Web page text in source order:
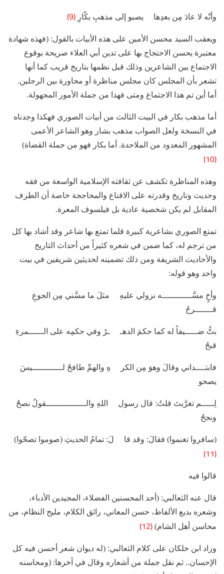
وأنّه لا عادَ مِن بعدِها يصبو إلى مذهبِ بكّارِ (9)
ويعقب السيد محسن الأمين على هذه الأبيات بالقول: (فهذه شهادة
معتبرة يحسن الاحتجاج بها على تدين أبي العلاء صريحة بوقوع
الاجتماع بين الشاعرين وذلك قبل نظمها بتاريخ قريب كما أنها
تشعر بأن المجلس كان مجلس مناظرة أو محاورة بين الرجلين.
أما أين تم هذا الاجتماع ومتى فهذا من جملة الأمور المجهولة.
أما مذهب بكار في البيت الثالث من أبيات الصوري فهكذا وجدناه
في النسخة ولعل الصواب مذهب بشار وهو الشاعر الأعمى
المشهور المعدود من الملاحدة. أما بكار فهو من جملة القضاة)
(10)
وهذه المناظرة تكشف عن ثقافته الإسلامية الواسعة من فقه
وحديث وتاريخ وقدرته على الاقناع والمحاججة خاصة أن الطرف
المقابل لم يكن شخصية عادية بل فيلسوف المعرة.
تمتع الصوري بشاعرية كبيرة قلما تمتع بها شاعر وقد أشاد بها كل
من ترجم له، كما ضمن في شعره كثيراً من أحداث التاريخ
والأحاديث الشريفة ومن ذلك تضمينه لحديثين شريفين في بيت
واحد وهو قوله:
وأخٍ مسَّــــــــــــه نزولي عليهِ مثلَ ما مسَّني مِن الجوعِ
قـــــــرحُ
بتُّ ضـــــيفاً له كما حكمَ الدهـ ـرُ وفي حكمِه على الــــــمرءِ
قبحُ
فابتــــداني وقالَ وهوَ مِن الكر هِ والهمِّ طافحٌ لــــــــــــيسَ
يصحو
لِـــــم تغرَّبتَ قلتُ: قال رسول اللهِ والــــــــــــــــقولُ نصحٌ
ونجحُ
(سافروا تغنموا) فقالَ: وقد قا لَ: تمامُ الحديثِ (صوموا تصحّوا)
(11)
قالوا فيه
قال عنه الثعالبي: (أحد المحسنين الفضلاء، المجيدين الأدباء،
وشعره بديع الألفاظ، حسن المعاني، رائق الكلام، مليح النظام، من
محاسن أهل الشام) (12)
وزاد ابن خلكان على كلام الثعالبي: (له ديوان شعر أحسن فيه كل
الإحسان.. ثم نقل جملة من أشعاره وقال في آخرها: (ومحاسنه